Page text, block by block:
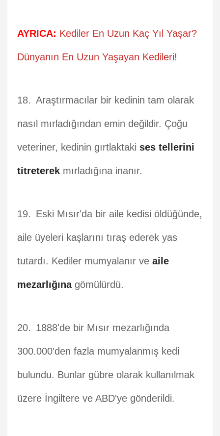
AYRICA: Kediler En Uzun Kaç Yıl Yaşar?
Dünyanın En Uzun Yaşayan Kedileri!
Araştırmacılar bir kedinin tam olarak
nasıl mırladığından emin değildir. Çoğu
veteriner, kedinin gırtlaktaki ses tellerini
titreterek mırladığına inanır.
Eski Mısır'da bir aile kedisi öldüğünde,
aile üyeleri kaşlarını tıraş ederek yas
tutardı. Kediler mumyalanır ve aile
mezarlığınagömülürdü.
1888'de bir Mısır mezarlığında
300.000'den fazla mumyalanmış kedi
bulundu. Bunlar gübre olarak kullanılmak
üzere İngiltere ve ABD'ye gönderildi.